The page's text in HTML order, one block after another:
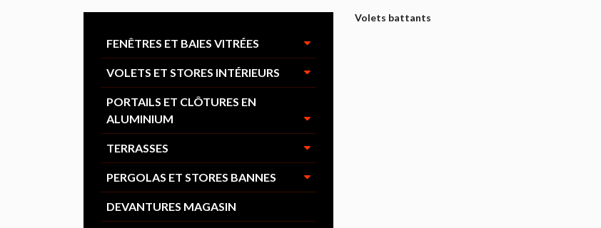
FENÊTRES ET BAIES VITRÉES
VOLETS ET STORES INTÉRIEURS
PORTAILS ET CLÔTURES EN
ALUMINIUM
TERRASSES
PERGOLAS ET STORES BANNES
DEVANTURES MAGASIN
Volets battants